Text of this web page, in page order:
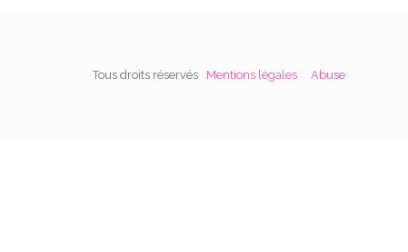
Tous droits réservés Mentions légales Abuse